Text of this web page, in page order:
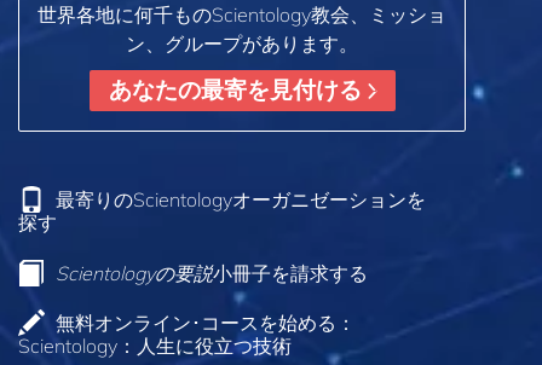
世界各地に何千ものScientology教会、ミッショ
ン、グループがあります。
あなたの最寄を見付ける
最寄りのScientologyオーガニゼーションを
探す
Scientologyの要説小冊子を請求する
無料オンライン･コースを始める：
Scientology：人生に役立つ技術